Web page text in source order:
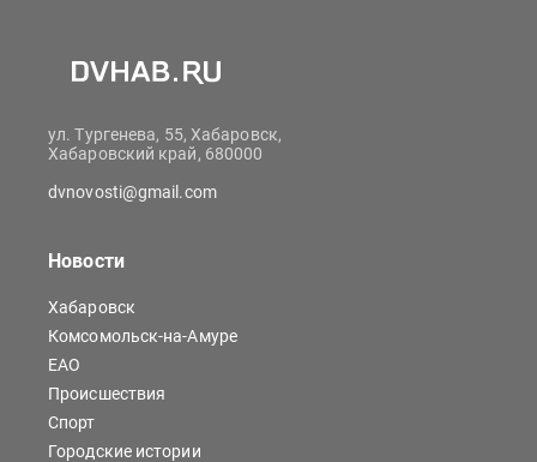
ул. Тургенева, 55, Хабаровск,
Хабаровский край, 680000
dvnovosti@gmail.com
Новости
Хабаровск
Комсомольск-на-Амуре
ЕАО
Происшествия
Спорт
Городские истории